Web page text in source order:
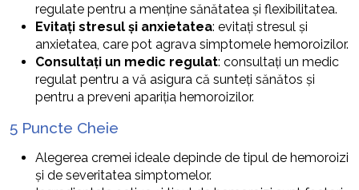
regulate pentru a menține sănătatea și flexibilitatea.
Evitați stresul și anxietatea: evitați stresul și
anxietatea, care pot agrava simptomele hemoroizilor.
Consultați un medic regulat: consultați un medic
regulat pentru a vă asigura că sunteți sănătos și
pentru a preveni apariția hemoroizilor.
5 Puncte Cheie
Alegerea cremei ideale depinde de tipul de hemoroizi
și de severitatea simptomelor.